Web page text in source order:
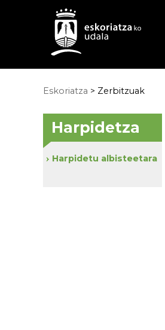
Eskoriatza > Zerbitzuak
Harpidetza
Harpidetu albisteetara